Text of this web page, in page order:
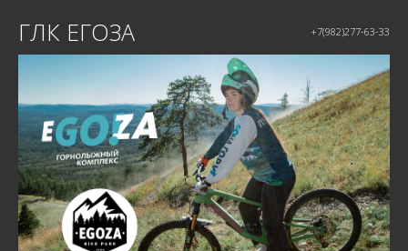
ГЛК ЕГОЗА +7(982)277-63-33